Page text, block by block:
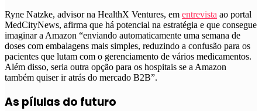
Ryne Natzke, advisor na HealthX Ventures, em entrevista ao portal
MedCityNews, afirma que há potencial na estratégia e que consegue
imaginar a Amazon “enviando automaticamente uma semana de
doses com embalagens mais simples, reduzindo a confusão para os
pacientes que lutam com o gerenciamento de vários medicamentos.
Além disso, seria outra opção para os hospitais se a Amazon
também quiser ir atrás do mercado B2B”.
As pílulas do futuro